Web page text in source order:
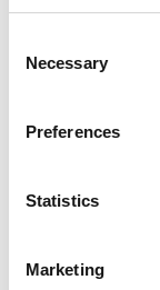
Selection
Necessary
Preferences
Statistics
Marketing
Η παρατεταμένη